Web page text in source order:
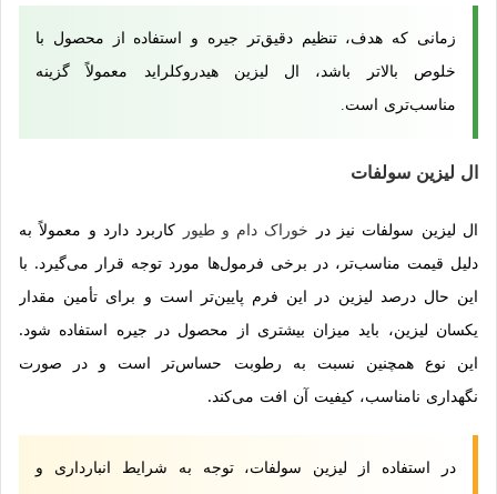
زمانی که هدف، تنظیم دقیق‌تر جیره و استفاده از محصول با
خلوص بالاتر باشد، ال لیزین هیدروکلراید معمولاً گزینه
مناسب‌تری است.
ال لیزین سولفات
ال لیزین سولفات نیز در خوراک دام و طیور کاربرد دارد و معمولاً به
دلیل قیمت مناسب‌تر، در برخی فرمول‌ها مورد توجه قرار می‌گیرد. با
این حال درصد لیزین در این فرم پایین‌تر است و برای تأمین مقدار
یکسان لیزین، باید میزان بیشتری از محصول در جیره استفاده شود.
این نوع همچنین نسبت به رطوبت حساس‌تر است و در صورت
نگهداری نامناسب، کیفیت آن افت می‌کند.
در استفاده از لیزین سولفات، توجه به شرایط انبارداری و